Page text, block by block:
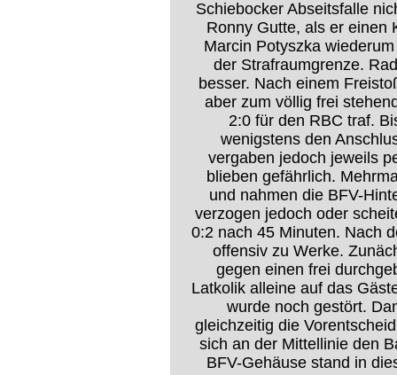
Schiebocker Abseitsfalle
Ronny Gutte, als er einen
Marcin Potyszka
der Strafraumgrenze.
besser. Nach einem
aber zum völlig frei
2:0 für den RBC traf.
wenigstens den
vergaben jedoch jeweils
blieben gefährlich.
und nahmen die BFV-
verzogen jedoch oder
0:2 nach 45 Minuten. Nach
offensiv zu Werke.
gegen einen frei
Latkolik alleine auf das
wurde noch gestört.
gleichzeitig die
sich an der Mittellinie den
BFV-Gehäuse stand in